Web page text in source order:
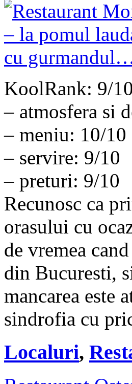
KoolRank: 9/10
– atmosfera si
– meniu: 10/10
– servire: 9/10
– preturi: 9/10
Recunosc ca
orasului cu
de vremea
din Bucuresti,
mancarea este
sindrofia cu
Localuri,